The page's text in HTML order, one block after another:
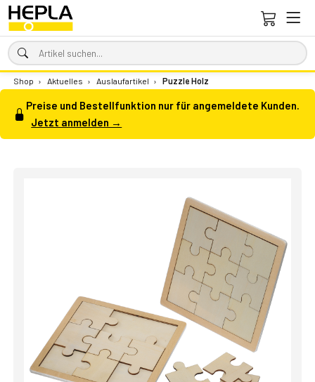
Shop › Aktuelles › Auslaufartikel › Puzzle Holz
Preise und Bestellfunktion nur für angemeldete Kunden.
Jetzt anmelden →